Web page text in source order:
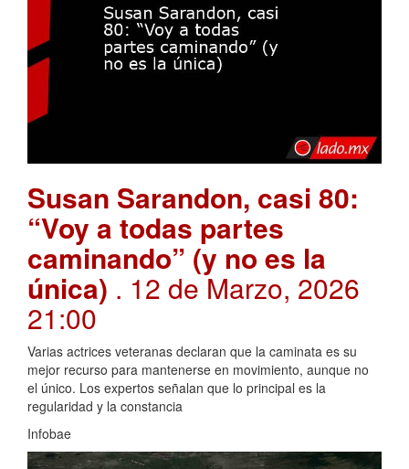
Susan Sarandon, casi 80:
“Voy a todas partes
caminando” (y no es la
única) . 12 de Marzo, 2026
21:00
Varias actrices veteranas declaran que la caminata es su
mejor recurso para mantenerse en movimiento, aunque no
el único. Los expertos señalan que lo principal es la
regularidad y la constancia
Infobae